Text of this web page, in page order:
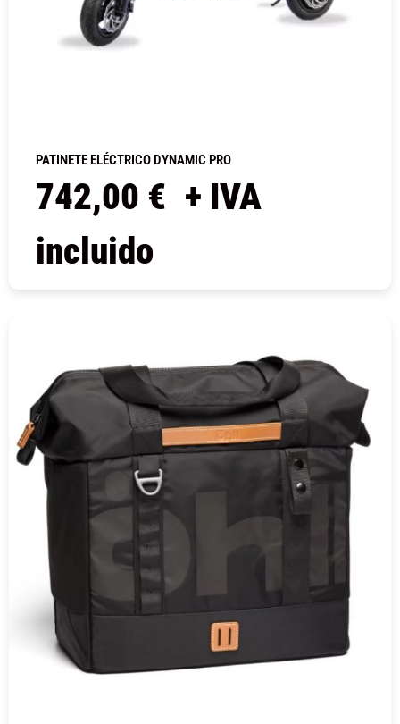
PATINETE ELÉCTRICO DYNAMIC PRO
742,00 € + IVA
incluido